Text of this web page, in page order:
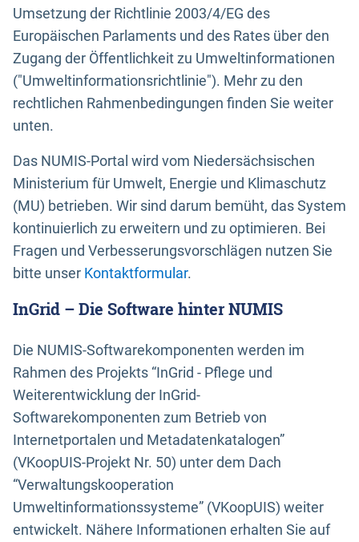
Umsetzung der Richtlinie 2003/4/EG des
Europäischen Parlaments und des Rates über den
Zugang der Öffentlichkeit zu Umweltinformationen
("Umweltinformationsrichtlinie"). Mehr zu den
rechtlichen Rahmenbedingungen finden Sie weiter
unten.
Das NUMIS-Portal wird vom Niedersächsischen
Ministerium für Umwelt, Energie und Klimaschutz
(MU) betrieben. Wir sind darum bemüht, das System
kontinuierlich zu erweitern und zu optimieren. Bei
Fragen und Verbesserungsvorschlägen nutzen Sie
bitte unser Kontaktformular.
InGrid – Die Software hinter NUMIS
Die NUMIS-Softwarekomponenten werden im
Rahmen des Projekts “InGrid - Pflege und
Weiterentwicklung der InGrid-
Softwarekomponenten zum Betrieb von
Internetportalen und Metadatenkatalogen”
(VKoopUIS-Projekt Nr. 50) unter dem Dach
“Verwaltungskooperation
Umweltinformationssysteme” (VKoopUIS) weiter
entwickelt. Nähere Informationen erhalten Sie auf